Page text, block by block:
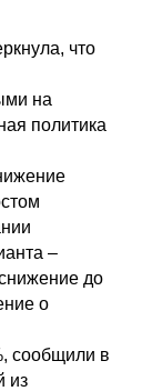
что
на
политика
–
до
о
сообщили в
из